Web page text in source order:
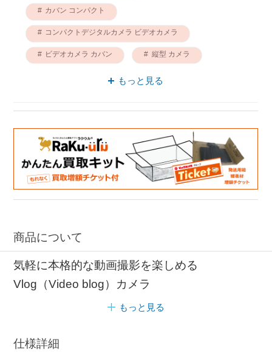
カバン コンパクト
コンパクトデジタルカメラ ビデオカメラ
ビデオカメラ カバン 縦型 カメラ
もっと見る
商品について
気軽に本格的な動画撮影を楽しめる
Vlog（Video blog）カメラ
もっと見る
仕様詳細